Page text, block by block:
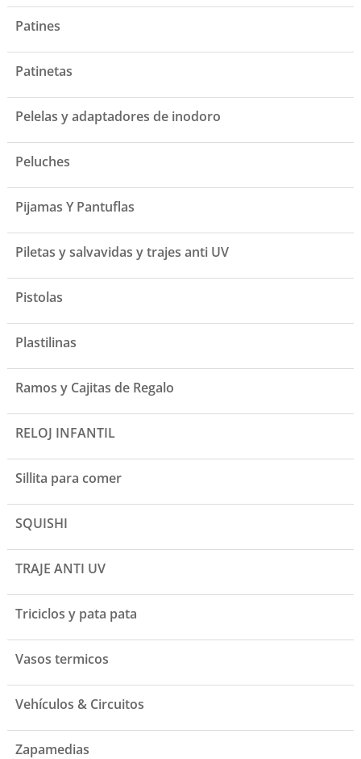
Patines
Patinetas
Pelelas y adaptadores de inodoro
Peluches
Pijamas Y Pantuflas
Piletas y salvavidas y trajes anti UV
Pistolas
Plastilinas
Ramos y Cajitas de Regalo
RELOJ INFANTIL
Sillita para comer
SQUISHI
TRAJE ANTI UV
Triciclos y pata pata
Vasos termicos
Vehículos & Circuitos
Zapamedias